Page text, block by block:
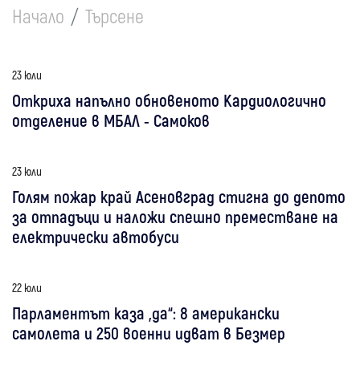
Начало Търсене
23 юли
Откриха напълно обновеното Кардиологично
отделение в МБАЛ - Самоков
23 юли
Голям пожар край Асеновград стигна до депото
за отпадъци и наложи спешно преместване на
електрически автобуси
22 юли
Парламентът каза „да“: 8 американски
самолета и 250 военни идват в Безмер